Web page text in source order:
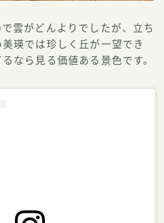
雲がどんよりでしたが、立ち
瑛では珍しく丘が一望でき
なら見る価値ある景色です。